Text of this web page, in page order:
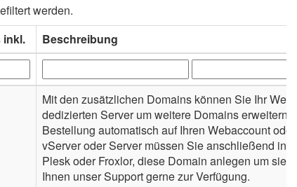
werden.
inkl. Beschreibung
Mit den zusätzlichen Domains können Sie Ihr
dedizierten Server um weitere Domains
Bestellung automatisch auf Ihren Webaccount
vServer oder Server müssen Sie anschließend in
Plesk oder Froxlor, diese Domain anlegen um sie
Ihnen unser Support gerne zur Verfügung.